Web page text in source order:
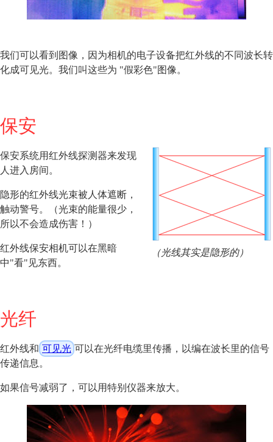
我们可以看到图像，因为相机的电子设备把红外线的不同波长转
化成可见光。我们叫这些为 "假彩色"图像。
保安
（光线其实是隐形的）
保安系统用红外线探测器来发现
人进入房间。
隐形的红外线光束被人体遮断，
触动警号。（光束的能量很少，
所以不会造成伤害！）
红外线保安相机可以在黑暗
中"看"见东西。
光纤
红外线和 可见光 可以在光纤电缆里传播，以编在波长里的信号
传递信息。
如果信号减弱了，可以用特别仪器来放大。